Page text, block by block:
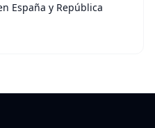
España y República